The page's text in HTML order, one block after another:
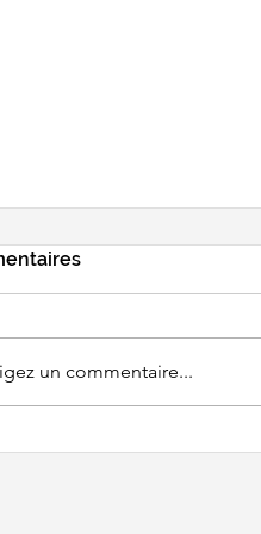
un commentaire...